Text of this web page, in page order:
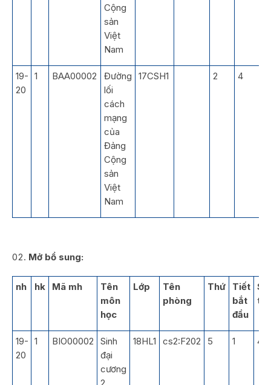
Cộng
sản
Việt
Nam
19-
20
1 BAA00002
Đường
lối
cách
mạng
của
Đảng
Cộng
sản
Việt
Nam
17CSH1 2 4
Mở bổ sung:
nh hk Mã mh
Tên
môn
học
Lớp
Tên
phòng
Thứ
Tiết
bắt
đầu
Số
19-
20
1 BIO00002
Sinh
đại
cương
18HL1 cs2:F202 5 1 4